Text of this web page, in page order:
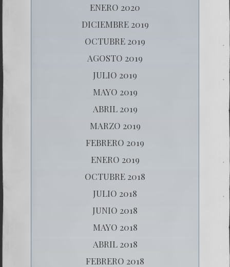
ENERO 2020
DICIEMBRE 2019
OCTUBRE 2019
AGOSTO 2019
JULIO 2019
MAYO 2019
ABRIL 2019
MARZO 2019
FEBRERO 2019
ENERO 2019
OCTUBRE 2018
JULIO 2018
JUNIO 2018
MAYO 2018
ABRIL 2018
FEBRERO 2018